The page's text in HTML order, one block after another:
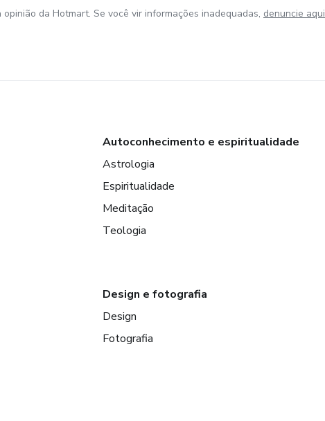
da Hotmart. Se você vir informações inadequadas, denuncie aqui
Autoconhecimento e espiritualidade
Astrologia
Espiritualidade
Meditação
Teologia
Design e fotografia
Design
Fotografia